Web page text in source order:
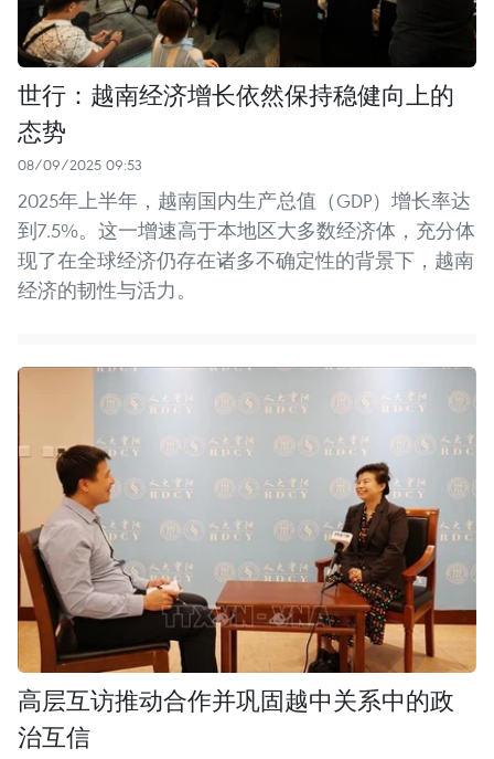
世行：越南经济增长依然保持稳健向上的
态势
08/09/2025 09:53
2025年上半年，越南国内生产总值（GDP）增长率达
到7.5%。这一增速高于本地区大多数经济体，充分体
现了在全球经济仍存在诸多不确定性的背景下，越南
经济的韧性与活力。
高层互访推动合作并巩固越中关系中的政
治互信